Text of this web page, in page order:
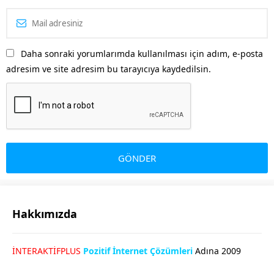
Daha sonraki yorumlarımda kullanılması için adım, e-posta
adresim ve site adresim bu tarayıcıya kaydedilsin.
Hakkımızda
İNTERAKTİFPLUS Pozitif İnternet Çözümleri Adına 2009
GÖKHAN GÖKMEN